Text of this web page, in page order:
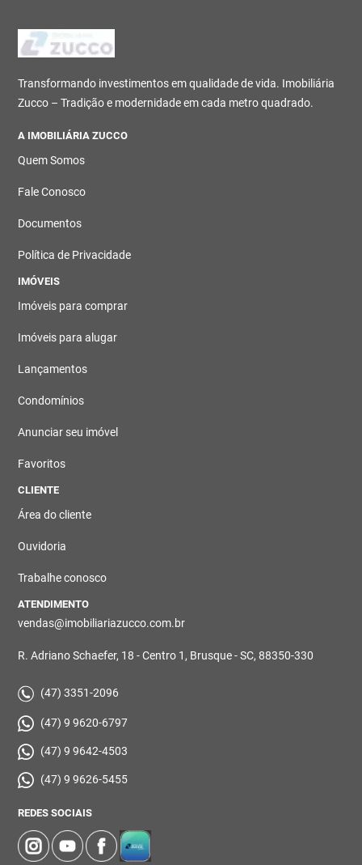
Transformando investimentos em qualidade de vida. Imobiliária
Zucco – Tradição e modernidade em cada metro quadrado.
A IMOBILIÁRIA ZUCCO
Quem Somos
Fale Conosco
Documentos
Política de Privacidade
IMÓVEIS
Imóveis para comprar
Imóveis para alugar
Lançamentos
Condomínios
Anunciar seu imóvel
Favoritos
CLIENTE
Área do cliente
Ouvidoria
Trabalhe conosco
ATENDIMENTO
vendas@imobiliariazucco.com.br
R. Adriano Schaefer, 18 - Centro 1, Brusque - SC, 88350-330
(47) 3351-2096
(47) 9 9620-6797
(47) 9 9642-4503
(47) 9 9626-5455
REDES SOCIAIS